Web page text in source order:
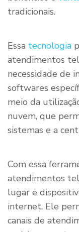
tradicionais.
Essa tecnologia
atendimentos
necessidade de
softwares
meio da
nuvem, que
sistemas e a
Com essa
atendimentos
lugar e
internet. Ele
canais de